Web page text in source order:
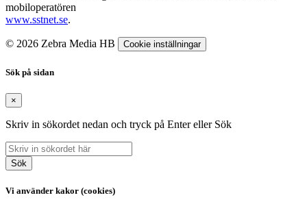
mobiloperatören
www.sstnet.se.
© 2026 Zebra Media HB Cookie inställningar
Sök på sidan
×
Skriv in sökordet nedan och tryck på Enter eller Sök
Sök
Vi använder kakor (cookies)